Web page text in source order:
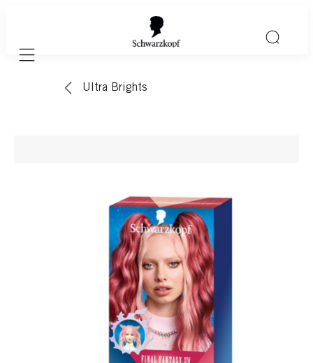
Mobile navigation
Ultra Brights